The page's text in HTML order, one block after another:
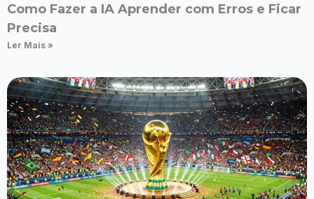
Como Fazer a IA Aprender com Erros e Ficar
Precisa
Ler Mais »